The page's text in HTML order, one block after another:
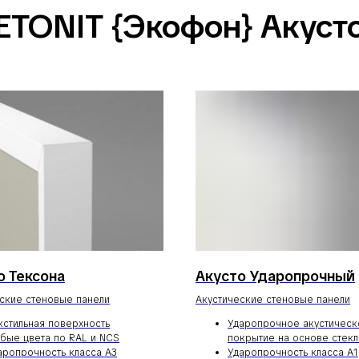
{Экофон}
Тексона
стеновые панели
поверхность
цвета по RAL и NCS
класса А3
Акусто Ударопрочный
Акустические стеновые панели
Ударопрочное
покрытие на основе
Ударопрочность класса А1